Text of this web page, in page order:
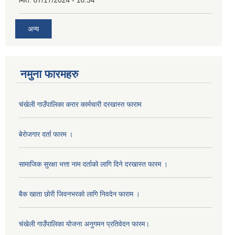
अन्य
नमुना फारमहरु
चंखेली गाउँपालिका करार कार्मचारी दरखास्त फाराम
बेराेजगार दर्ता फारम ।
सामाजिक सुरक्षा भत्ता नाम दर्ताकाे लागि दिने दरखास्त फारम ।
बैक खाता छाेरी जिवनभरकाे लागि निवदेन फाराम ।
चंखेली गाउँपालिका योजना अनुगमन प्रतिवेदन फारम।